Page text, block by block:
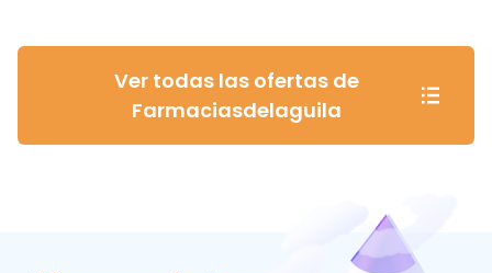
Ver todas las ofertas de
Farmaciasdelaguila